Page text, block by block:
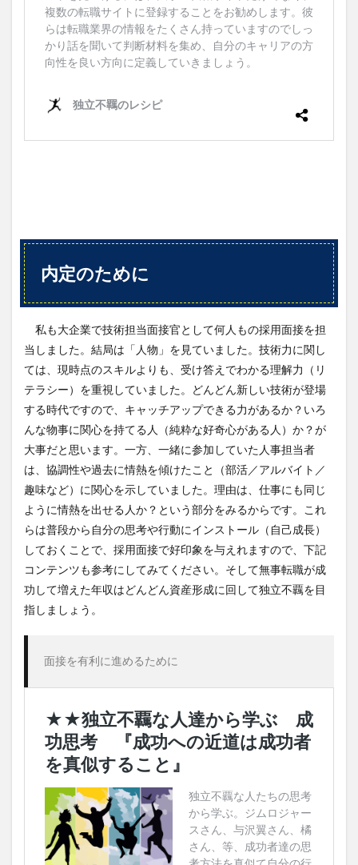
内定のために
私も大企業で技術担当面接官として何人もの採用面接を担
当しました。結局は「人物」を見ていました。技術力に関し
ては、現時点のスキルよりも、受け答えでわかる理解力（リ
テラシー）を重視していました。どんどん新しい技術が登場
する時代ですので、キャッチアップできる力があるか？いろ
んな物事に関心を持てる人（純粋な好奇心がある人）か？が
大事だと思います。一方、一緒に参加していた人事担当者
は、協調性や過去に情熱を傾けたこと（部活／アルバイト／
趣味など）に関心を示していました。理由は、仕事にも同じ
ように情熱を出せる人か？という部分をみるからです。これ
らは普段から自分の思考や行動にインストール（自己成長）
しておくことで、採用面接で好印象を与えれますので、下記
コンテンツも参考にしてみてください。そして無事転職が成
功して増えた年収はどんどん資産形成に回して独立不覊を目
指しましょう。
面接を有利に進めるために